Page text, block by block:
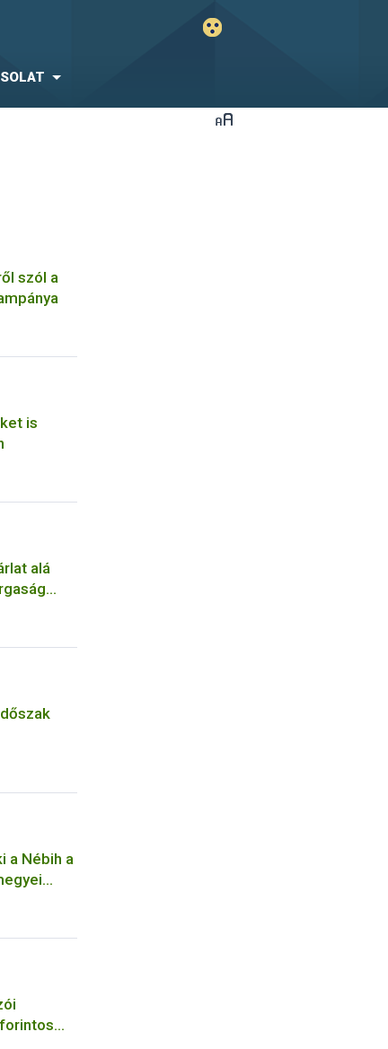
szól a
is
alá
a Nébih a